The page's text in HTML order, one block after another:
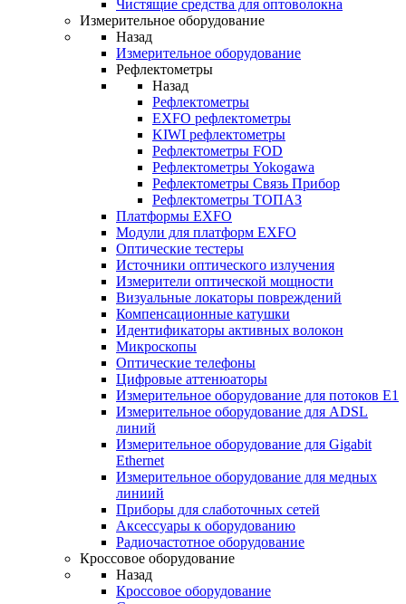
Чистящие средства для оптоволокна
Измерительное оборудование
Назад
Измерительное оборудование
Рефлектометры
Назад
Рефлектометры
EXFO рефлектометры
KIWI рефлектометры
Рефлектометры FOD
Рефлектометры Yokogawa
Рефлектометры Связь Прибор
Рефлектометры ТОПАЗ
Платформы EXFO
Модули для платформ EXFO
Оптические тестеры
Источники оптического излучения
Измерители оптической мощности
Визуальные локаторы повреждений
Компенсационные катушки
Идентификаторы активных волокон
Микроскопы
Оптические телефоны
Цифровые аттенюаторы
Измерительное оборудование для потоков Е1
Измерительное оборудование для ADSL
линий
Измерительное оборудование для Gigabit
Ethernet
Измерительное оборудование для медных
линиий
Приборы для слаботочных сетей
Аксессуары к оборудованию
Радиочастотное оборудование
Кроссовое оборудование
Назад
Кроссовое оборудование